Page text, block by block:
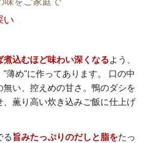
い
煮込むほど味わい深くなるよう、
薄め"に作ってあります。 口の中
い、控えめの甘さ。鴨のダシを
、薫り高い炊き込みご飯に仕上げ
る 旨みたっぷりのだしと脂をたっ